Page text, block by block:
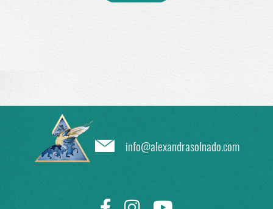
info@alexandrasolnado.com